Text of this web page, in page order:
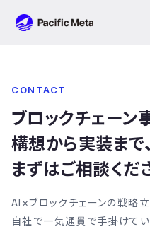
CONTACT
ブロックチェーン
構想から実装まで、
まずはご相談くだ
AI×ブロックチェーンの戦略立
自社で一気通貫で手掛けてい